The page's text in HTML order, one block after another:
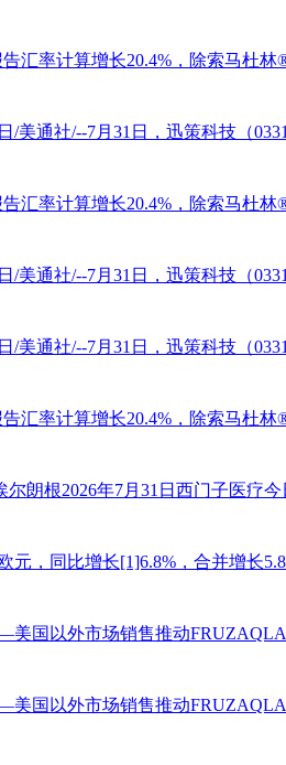
汇率计算增长20.4%，除索马杜林
/美通社/--7月31日，迅策科技（
汇率计算增长20.4%，除索马杜林
/美通社/--7月31日，迅策科技（
/美通社/--7月31日，迅策科技（
汇率计算增长20.4%，除索马杜林
朗根2026年7月31日西门子医疗
元，同比增长[1]6.8%，合并增长
国以外市场销售推动
国以外市场销售推动